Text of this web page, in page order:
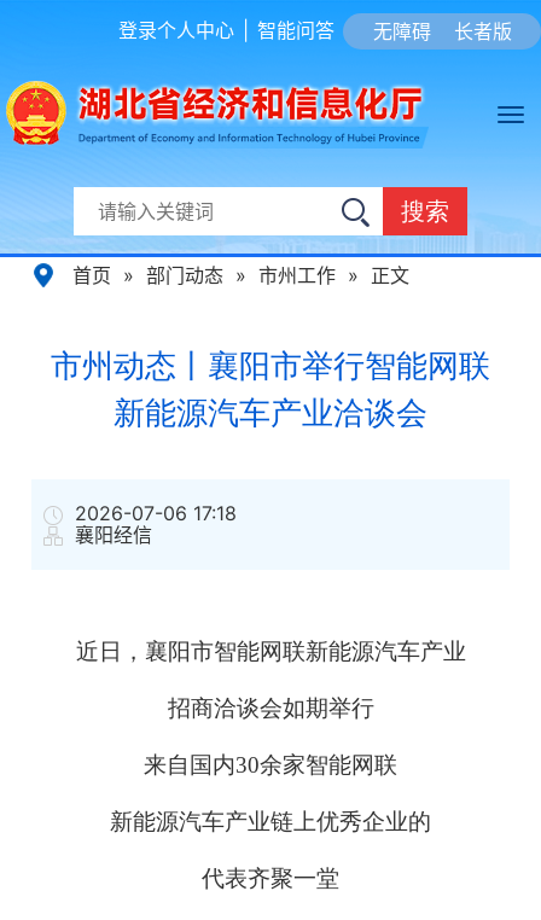
无障碍 长者版
登录个人中心 智能问答
搜索
首页 » 部门动态 » 市州工作 » 正文
市州动态丨襄阳市举行智能网联
新能源汽车产业洽谈会
2026-07-06 17:18
襄阳经信
近日，襄阳市智能网联新能源汽车产业
招商洽谈会如期举行
来自国内30余家智能网联
新能源汽车产业链上优秀企业的
代表齐聚一堂